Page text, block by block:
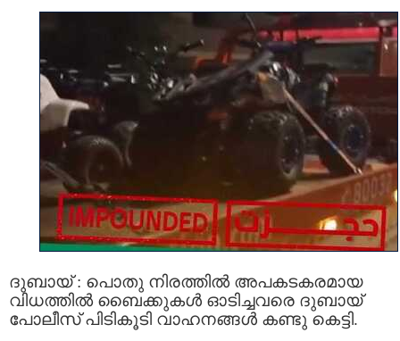
ദുബായ് : പൊതു നിരത്തിൽ അപകടകരമായ
വിധത്തിൽ ബൈക്കുകള്‍ ഓടിച്ചവരെ ദുബായ്
പോലീസ് പിടികൂടി വാഹനങ്ങൾ കണ്ടു കെട്ടി.